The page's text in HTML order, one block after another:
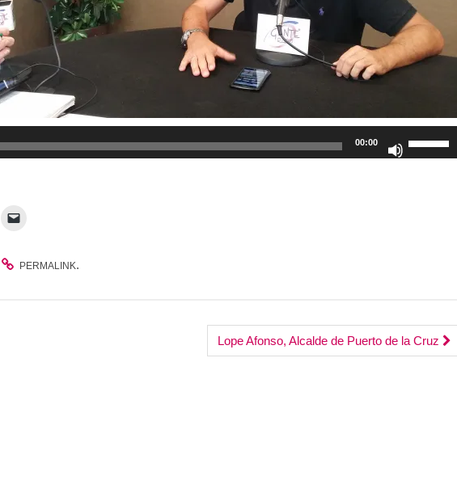
00:00
Utiliza
las
el
volumen.
PERMALINK.
Lope Afonso, Alcalde de Puerto de la Cruz